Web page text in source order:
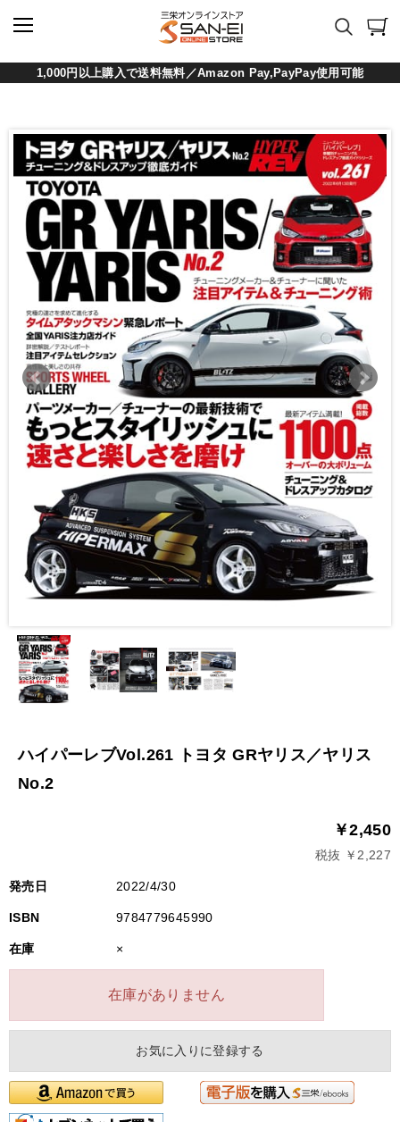
1,000円以上購入で送料無料／Amazon Pay,PayPay使用可能
ハイパーレブVol.261 トヨタ GRヤリス／ヤリス
No.2
￥2,450
税抜 ￥2,227
発売日 2022/4/30
ISBN 9784779645990
在庫 ×
在庫がありません
お気に入りに登録する